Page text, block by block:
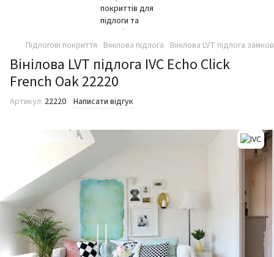
Підлогові покриття Вінілова підлога Вінілова LVT підлога
Вінілова LVT підлога IVC Echo Click
French Oak 22220
Артикул: 22220 Написати відгук